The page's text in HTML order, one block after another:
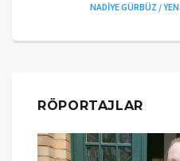
NADİYE GÜRBÜZ /
RÖPORTAJLAR